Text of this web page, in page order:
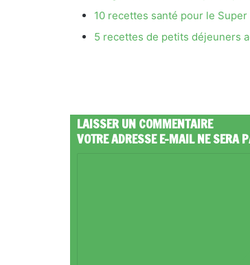
10 recettes santé pour le Super
5 recettes de petits déjeuners
LAISSER UN COMMENTAIRE
VOTRE ADRESSE E-MAIL NE SERA